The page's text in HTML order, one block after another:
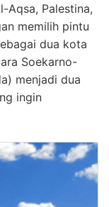
Aqsa, Palestina,
memilih pintu
dua kota
Soekarno-
menjadi dua
ingin